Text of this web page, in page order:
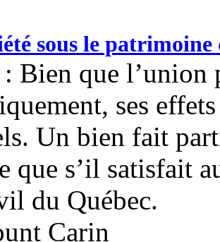
sous le
: Bien que l’union
ses
Un bien fait
que s’il satisfait
du Québec.
Carin